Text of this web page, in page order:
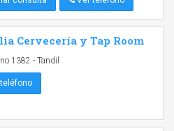
Cervecería y Tap Room
1382 - Tandil